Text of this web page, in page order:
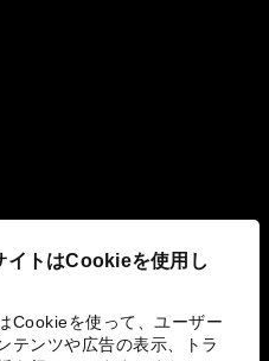
イトはCookieを使用し
Cookieを使って、ユーザー
テンツや広告の表示、トラ